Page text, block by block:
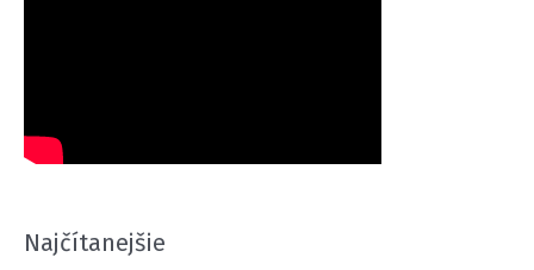
Najčítanejšie